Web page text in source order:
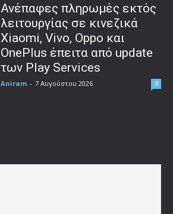
Ανέπαφες πληρωμές εκτός
λειτουργίας σε κινεζικά
Xiaomi, Vivo, Oppo και
OnePlus έπειτα από update
των Play Services
Aniram - 7 Αυγούστου 2026 0